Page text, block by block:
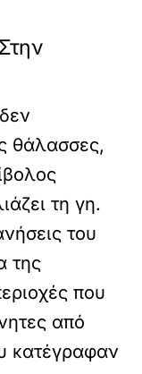
θάλασσες,
τη γη.
του
της
που
από
κατέγραφαν